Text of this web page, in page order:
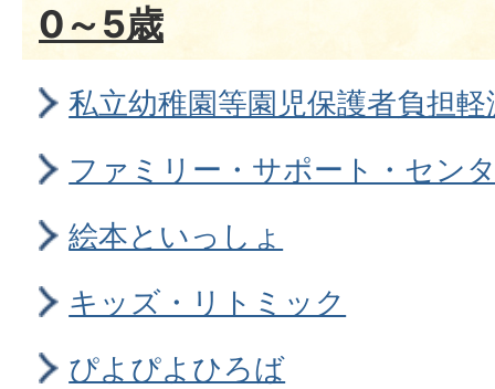
0～5歳
私立幼稚園等園児保護者負担
ファミリー・サポート・セン
絵本といっしょ
キッズ・リトミック
ぴよぴよひろば